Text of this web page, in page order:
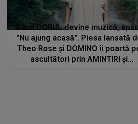
Când DORUL devine muzică,
"Nu ajung acasă". Piesa lansată
Theo Rose și DOMINO îi poartă
ascultători prin AMINTIRI și